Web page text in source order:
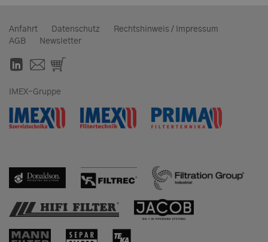
Anfahrt Datenschutz
Rechtshinweis / Impressum
AGB
Newsletter
IMEX-Gruppe